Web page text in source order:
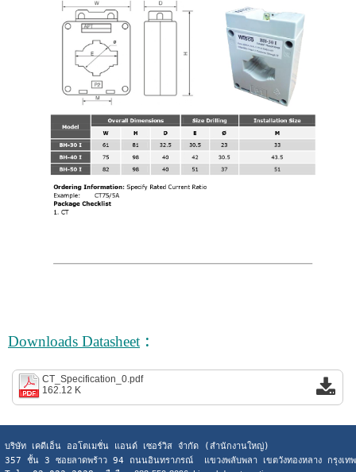
Downloads Datasheet :
CT_Specification_0.pdf
162.12 K
บริษัท เคดีเอ็น ออโตเมชั่น แอนด์ เซอร์วิส จำกัด (สำนักงานใหญ่)
357 ชั้น 3 ซอยลาดพร้าว 94 ถนนอินทราภรณ์ แขวงพลับพลา เขตวังทองหลาง กรุงเท